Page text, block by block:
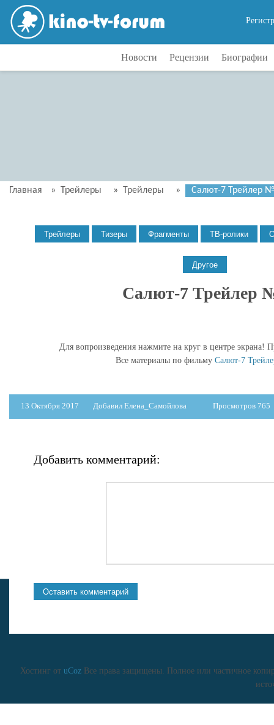
Новости Рецензии Биографии
Главная » Трейлеры » Трейлеры » Салют-7 Трейлер
Салют-7 Трейлер
Для вопроизведения нажмите на круг в центре экрана!
Все материалы по фильму Салют-7
13 Октября 2017 Добавил Елена_Самойлова Просмотров 765
Добавить комментарий:
Хостинг от uCozВсе права защищены. Полное или частичное